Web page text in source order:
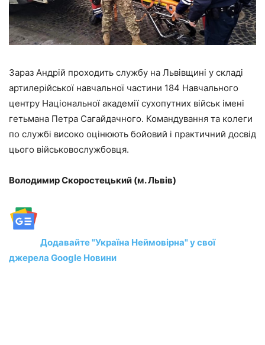
Зараз Андрій проходить службу на Львівщині у складі
артилерійської навчальної частини 184 Навчального
центру Національної академії сухопутних військ імені
гетьмана Петра Сагайдачного. Командування та колеги
по службі високо оцінюють бойовий і практичний досвід
цього військовослужбовця.
Володимир Скоростецький (м. Львів)
Додавайте "Україна Неймовірна" у свої
джерела Google Новини